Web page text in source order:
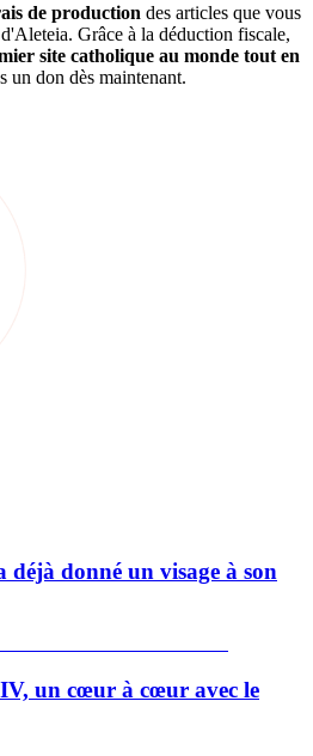
de production des articles que vous
Grâce à la déduction fiscale,
site catholique au monde tout en
un don dès maintenant.
donné un visage à son
un cœur à cœur avec le